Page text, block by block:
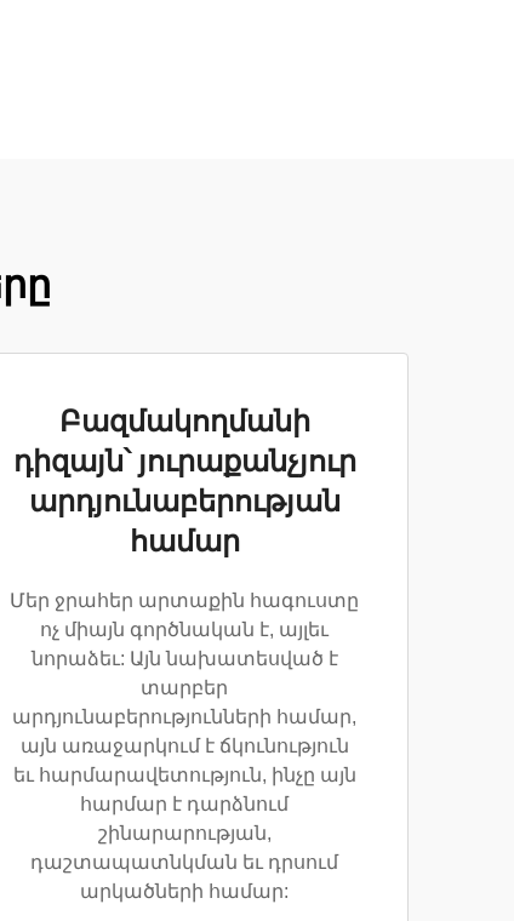
Բազմակողմանի
դիզայն՝ յուրաքանչյուր
արդյունաբերության
համար
Մեր ջրահեր արտաքին հագուստը
ոչ միայն գործնական է, այլեւ
նորաձեւ: Այն նախատեսված է
տարբեր
արդյունաբերությունների համար,
այն առաջարկում է ճկունություն
եւ հարմարավետություն, ինչը այն
հարմար է դարձնում
շինարարության,
դաշտապատնկման եւ դրսում
արկածների համար: